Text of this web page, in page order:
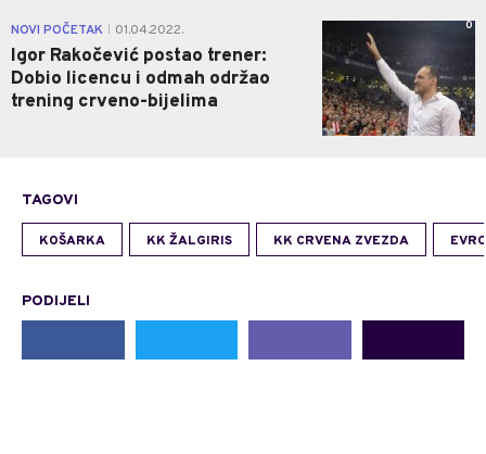
NOVI POČETAK 01.04.2022.
Igor Rakočević postao trener:
Dobio licencu i odmah održao
trening crveno-bijelima
0
TAGOVI
KOŠARKA KK ŽALGIRIS KK CRVENA ZVEZDA
PODIJELI